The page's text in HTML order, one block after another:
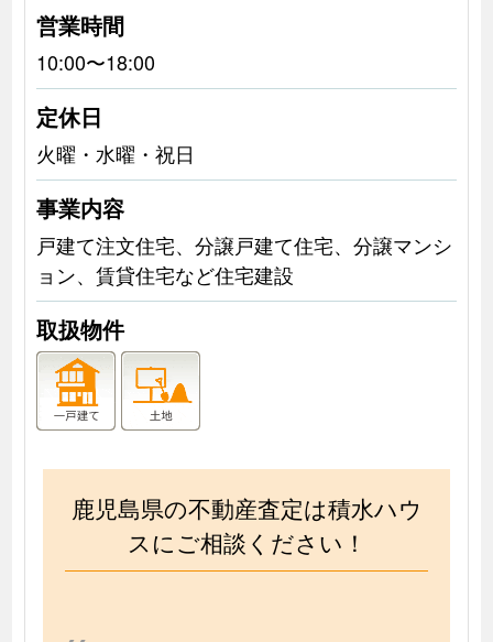
営業時間
10:00〜18:00
定休日
火曜・水曜・祝日
事業内容
戸建て注文住宅、分譲戸建て住宅、分譲マンシ
ョン、賃貸住宅など住宅建設
取扱物件
鹿児島県の不動産査定は積水ハウ
スにご相談ください！